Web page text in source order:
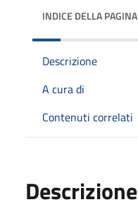
INDICE DELLA PAGINA
Descrizione
A cura di
Contenuti correlati
Descrizione